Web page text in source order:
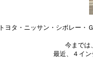
トヨタ・ニッサン・シボレー・
今までは
最近、４イ